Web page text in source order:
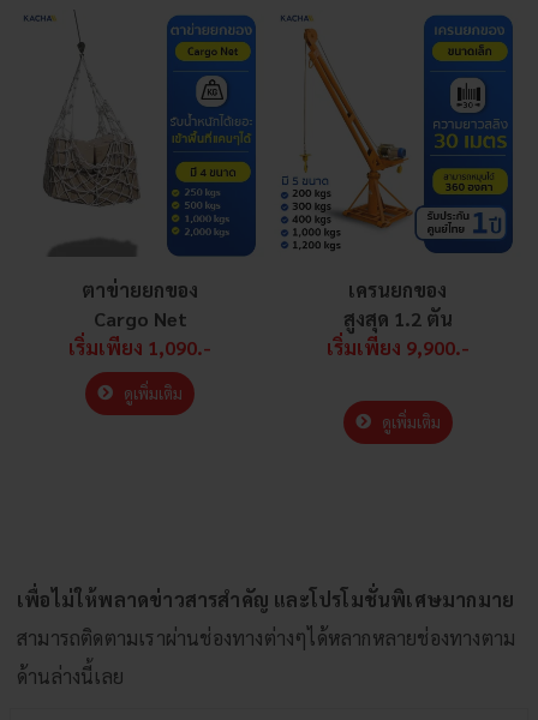
ตาข่ายยกของ
Cargo Net
เริ่มเพียง 1,090.-
ดูเพิ่มเติม
เครนยกของ
สูงสุด 1.2 ตัน
เริ่มเพียง 9,900.-
ดูเพิ่มเติม
เพื่อไม่ให้พลาดข่าวสารสำคัญ และโปรโมชั่นพิเศษมากมาย
สามารถติดตามเราผ่านช่องทางต่างๆได้หลากหลายช่องทางตาม
ด้านล่างนี้เลย